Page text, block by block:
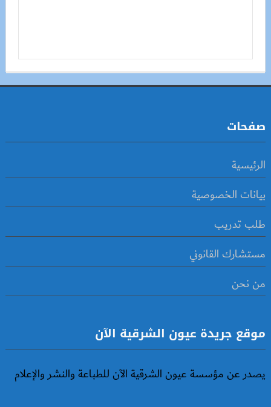
صفحات
الرئيسية
بيانات الخصوصية
طلب تدريب
مستشارك القانوني
من نحن
موقع جريدة عيون الشرقية الآن
يصدر عن مؤسسة عيون الشرقية الآن للطباعة والنشر والإعلام